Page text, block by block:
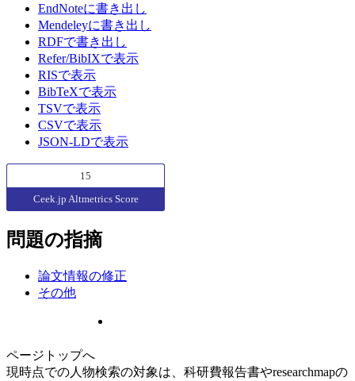
EndNoteに書き出し
Mendeleyに書き出し
RDFで書き出し
Refer/BibIXで表示
RISで表示
BibTeXで表示
TSVで表示
CSVで表示
JSON-LDで表示
15
Ceek.jp Altmetrics Score
問題の指摘
論文情報の修正
その他
ページトップへ
現時点での人物検索の対象は、科研費報告書やresearchmapの